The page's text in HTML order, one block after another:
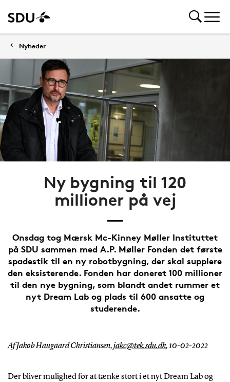
Nyheder
Ny bygning til 120
millioner på vej
Onsdag tog Mærsk Mc-Kinney Møller Instituttet
på SDU sammen med A.P. Møller Fonden det første
spadestik til en ny robotbygning, der skal supplere
den eksisterende. Fonden har doneret 100 millioner
til den nye bygning, som blandt andet rummer et
nyt Dream Lab og plads til 600 ansatte og
studerende.
Af Jakob Haugaard Christiansen,jakc@tek.sdu.dk,10-02-2022
Der bliver mulighed for at tænke stort i et nyt Dream Lab og